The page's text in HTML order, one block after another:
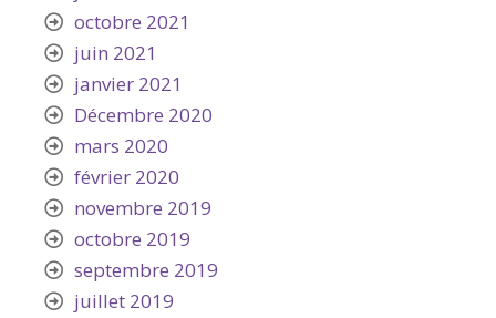
octobre 2021
juin 2021
janvier 2021
Décembre 2020
mars 2020
février 2020
novembre 2019
octobre 2019
septembre 2019
juillet 2019